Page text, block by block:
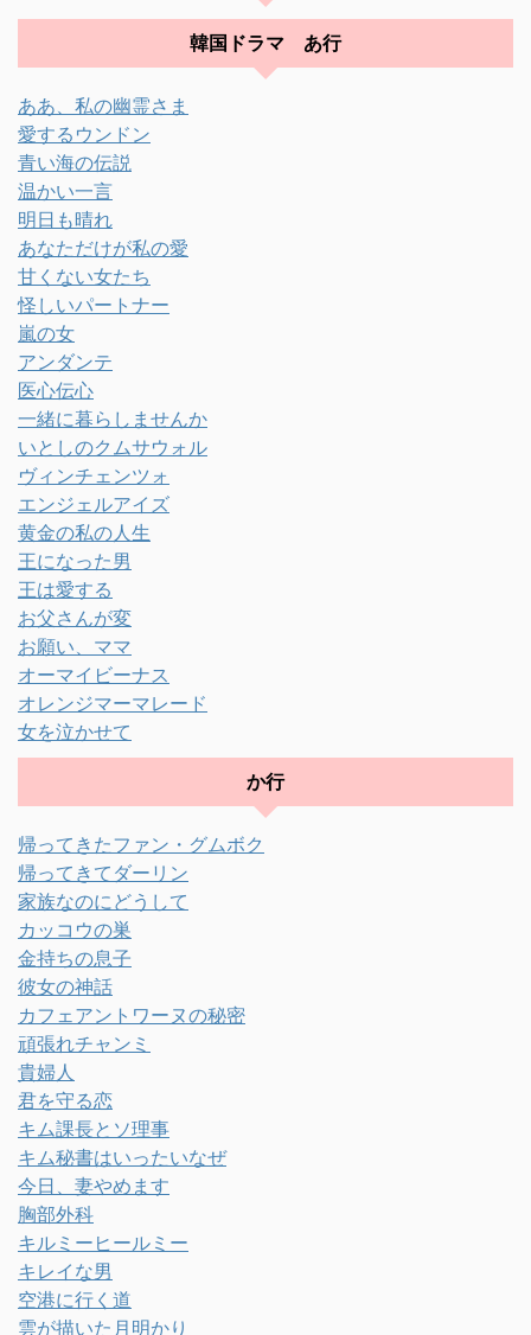
韓国ドラマ あ行
ああ、私の幽霊さま
愛するウンドン
青い海の伝説
温かい一言
明日も晴れ
あなただけが私の愛
甘くない女たち
怪しいパートナー
嵐の女
アンダンテ
医心伝心
一緒に暮らしませんか
いとしのクムサウォル
ヴィンチェンツォ
エンジェルアイズ
黄金の私の人生
王になった男
王は愛する
お父さんが変
お願い、ママ
オーマイビーナス
オレンジマーマレード
女を泣かせて
か行
帰ってきたファン・グムボク
帰ってきてダーリン
家族なのにどうして
カッコウの巣
金持ちの息子
彼女の神話
カフェアントワーヌの秘密
頑張れチャンミ
貴婦人
君を守る恋
キム課長とソ理事
キム秘書はいったいなぜ
今日、妻やめます
胸部外科
キルミーヒールミー
キレイな男
空港に行く道
雲が描いた月明かり